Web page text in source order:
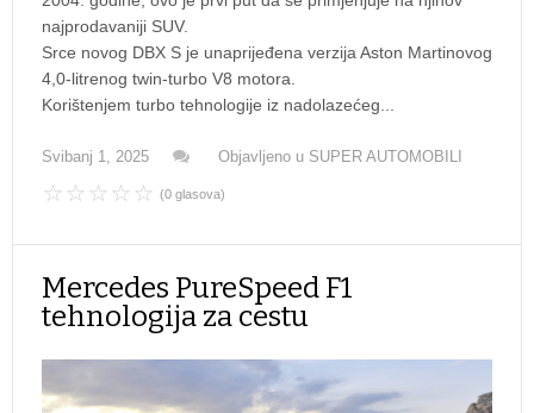
najprodavaniji SUV.
Srce novog DBX S je unaprijeđena verzija Aston Martinovog
4,0-litrenog twin-turbo V8 motora.
Korištenjem turbo tehnologije iz nadolazećeg...
Svibanj 1, 2025 Objavljeno u SUPER AUTOMOBILI
(0 glasova)
Mercedes PureSpeed F1
tehnologija za cestu